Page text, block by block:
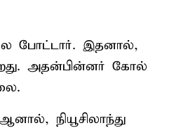
போட்டார். இதனால்,
அதன்பின்னர் கோல்
நியூசிலாந்து